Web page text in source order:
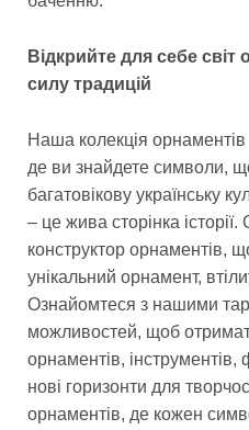
Відкрийте для себе світ
силу традицій
Наша колекція
де ви знайдете символи,
багатовікову українську
– це жива сторінка
конструктор орнаментів,
унікальний орнамент,
Ознайомтеся з нашими
можливостей, щоб
орнаментів,
нові горизонти для
орнаментів, де кожен